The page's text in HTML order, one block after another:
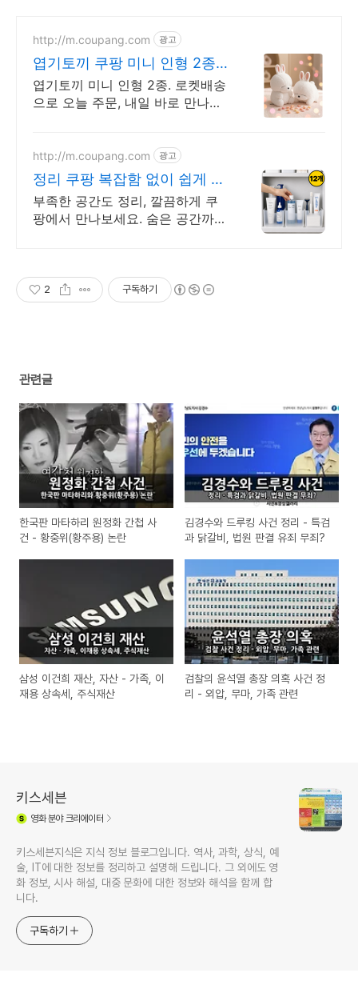
http://m.coupang.com 광고
엽기토끼 쿠팡 미니 인형 2종
세트
엽기토끼 미니 인형 2종. 로켓배송
으로 오늘 주문, 내일 바로 만나요!
http://m.coupang.com 광고
정리 쿠팡 복잡함 없이 쉽게 조
립해요
부족한 공간도 정리, 깔끔하게 쿠
팡에서 만나보세요. 숨은 공간까지
2 구독하기
관련글
한국판 마타하리 원정화 간첩 사
건 - 황중위(황주용) 논란
김경수와 드루킹 사건 정리 - 특검
과 닭갈비, 법원 판결 유죄 무죄?
삼성 이건희 재산, 자산 - 가족, 이
재용 상속세, 주식재산
검찰의 윤석열 총장 의혹 사건 정
리 - 외압, 무마, 가족 관련
키스세븐
영화분야 크리에이터
키스세븐지식은 지식 정보 블로그입니다. 역사, 과학, 상식, 예
술, IT에 대한 정보를 정리하고 설명해 드립니다. 그 외에도 영
화 정보, 시사 해설, 대중 문화에 대한 정보와 해석을 함께 합
니다.
구독하기